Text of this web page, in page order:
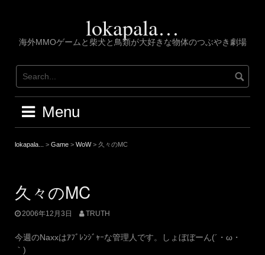
lokapala…
海外MMOゲームと柴犬と鳥類が大好きな物体のつぶやき劇場
Menu
lokapala... > Game > WoW> 久々のMC
久々のMC
2006年12月3日 TRUTH
今週のNaxxはｱﾌﾞﾚﾝｼﾞｬｰな管理人です。しょぼぼーん(´・ω・
｀)